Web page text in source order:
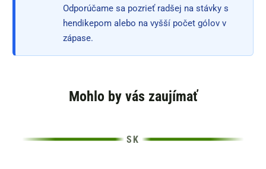
Odporúčame sa pozrieť radšej na stávky s
hendikepom alebo na vyšší počet gólov v
zápase.
Mohlo by vás zaujímať